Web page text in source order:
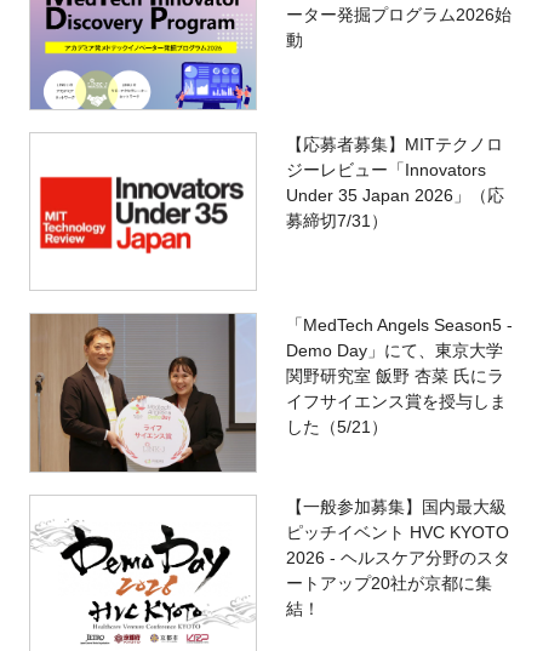
ーター発掘プログラム2026始
動
【応募者募集】MITテクノロ
ジーレビュー「Innovators
Under 35 Japan 2026」（応
募締切7/31）
「MedTech Angels Season5 -
Demo Day」にて、東京大学
関野研究室 飯野 杏菜 氏にラ
イフサイエンス賞を授与しま
した（5/21）
【一般参加募集】国内最大級
ピッチイベント HVC KYOTO
2026 - ヘルスケア分野のスタ
ートアップ20社が京都に集
結！